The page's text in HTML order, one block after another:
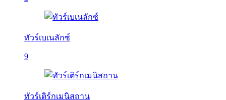
ทัวร์เบเนลักซ์
9
ทัวร์เติร์กเมนิสถาน